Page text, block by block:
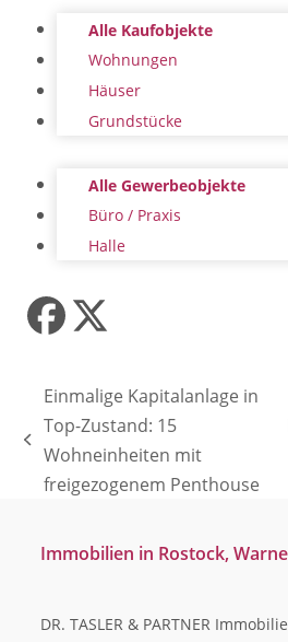
Alle Kaufobjekte
Wohnungen
Häuser
Grundstücke
Alle Gewerbeobjekte
Büro / Praxis
Halle
Facebook
Twitter
vorheriger
Beitrag:
Einmalige Kapitalanlage in
Top-Zustand: 15
Wohneinheiten mit
freigezogenem Penthouse
Immobilien in Rostock,
DR. TASLER & PARTNER